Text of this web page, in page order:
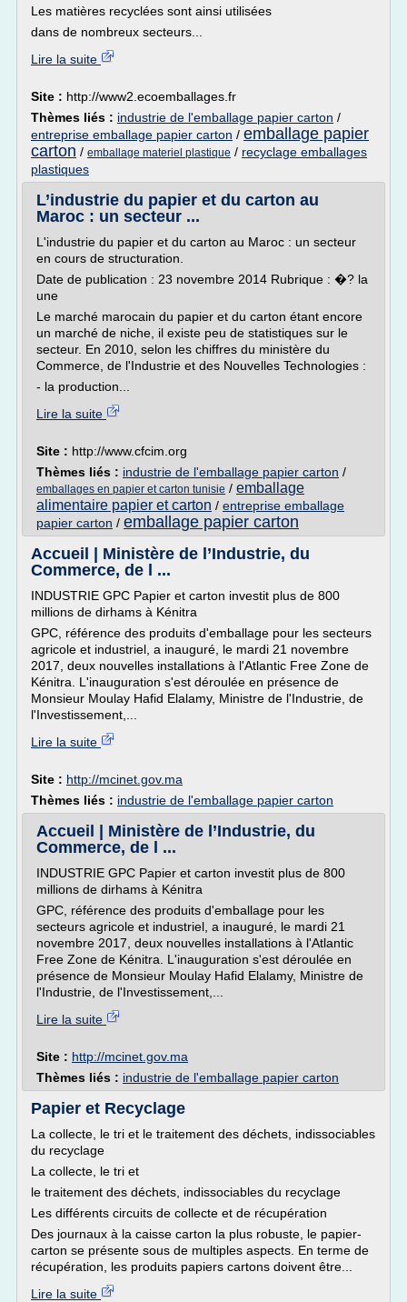
Les matières recyclées sont ainsi utilisées
dans de nombreux secteurs...
Lire la suite
Site : http://www2.ecoemballages.fr
Thèmes liés : industrie de l'emballage papier carton /
entreprise emballage papier carton / emballage papier
carton / emballage materiel plastique / recyclage emballages
plastiques
L’industrie du papier et du carton au
Maroc : un secteur ...
L'industrie du papier et du carton au Maroc : un secteur
en cours de structuration.
Date de publication : 23 novembre 2014 Rubrique : �? la
une
Le marché marocain du papier et du carton étant encore
un marché de niche, il existe peu de statistiques sur le
secteur. En 2010, selon les chiffres du ministère du
Commerce, de l'Industrie et des Nouvelles Technologies :
- la production...
Lire la suite
Site : http://www.cfcim.org
Thèmes liés : industrie de l'emballage papier carton /
emballages en papier et carton tunisie / emballage
alimentaire papier et carton / entreprise emballage
papier carton / emballage papier carton
Accueil | Ministère de l’Industrie, du
Commerce, de l ...
INDUSTRIE GPC Papier et carton investit plus de 800
millions de dirhams à Kénitra
GPC, référence des produits d'emballage pour les secteurs
agricole et industriel, a inauguré, le mardi 21 novembre
2017, deux nouvelles installations à l'Atlantic Free Zone de
Kénitra. L'inauguration s'est déroulée en présence de
Monsieur Moulay Hafid Elalamy, Ministre de l'Industrie, de
l'Investissement,...
Lire la suite
Site : http://mcinet.gov.ma
Thèmes liés : industrie de l'emballage papier carton
Accueil | Ministère de l’Industrie, du
Commerce, de l ...
INDUSTRIE GPC Papier et carton investit plus de 800
millions de dirhams à Kénitra
GPC, référence des produits d'emballage pour les
secteurs agricole et industriel, a inauguré, le mardi 21
novembre 2017, deux nouvelles installations à l'Atlantic
Free Zone de Kénitra. L'inauguration s'est déroulée en
présence de Monsieur Moulay Hafid Elalamy, Ministre de
l'Industrie, de l'Investissement,...
Lire la suite
Site : http://mcinet.gov.ma
Thèmes liés : industrie de l'emballage papier carton
Papier et Recyclage
La collecte, le tri et le traitement des déchets, indissociables
du recyclage
La collecte, le tri et
le traitement des déchets, indissociables du recyclage
Les différents circuits de collecte et de récupération
Des journaux à la caisse carton la plus robuste, le papier-
carton se présente sous de multiples aspects. En terme de
récupération, les produits papiers cartons doivent être...
Lire la suite